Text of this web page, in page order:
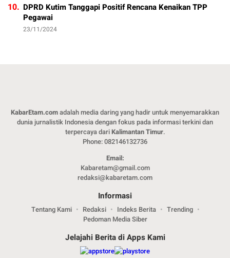
10. DPRD Kutim Tanggapi Positif Rencana Kenaikan TPP
Pegawai
23/11/2024
KabarEtam.comadalah media daring yang hadir untuk menyemarakkan
dunia jurnalistik Indonesia dengan fokus pada informasi terkini dan
terpercaya dariKalimantan Timur.
Phone: 082146132736
Email:
Kabaretam@gmail.com
redaksi@kabaretam.com
Informasi
Tentang Kami Redaksi Indeks Berita
Trending
Pedoman Media Siber
Jelajahi Berita di Apps Kami